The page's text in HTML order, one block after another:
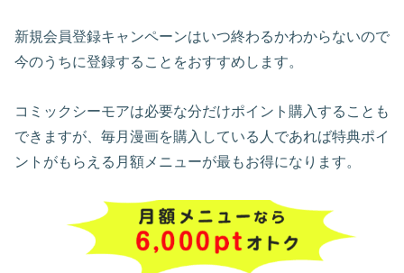
新規会員登録キャンペーンはいつ終わるかわからないので
今のうちに登録することをおすすめします。
コミックシーモアは必要な分だけポイント購入することも
できますが、毎月漫画を購入している人であれば特典ポイ
ントがもらえる月額メニューが最もお得になります。